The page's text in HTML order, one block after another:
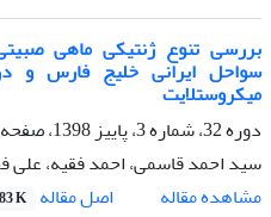
سواحل ایرانی خلیج فارس و
میکروستلایت
دوره 32، شماره 3، پاییز 1398، صفحه
سید احمد قاسمی، احمد فقیه، علی
مشاهده مقاله
اصل مقاله K